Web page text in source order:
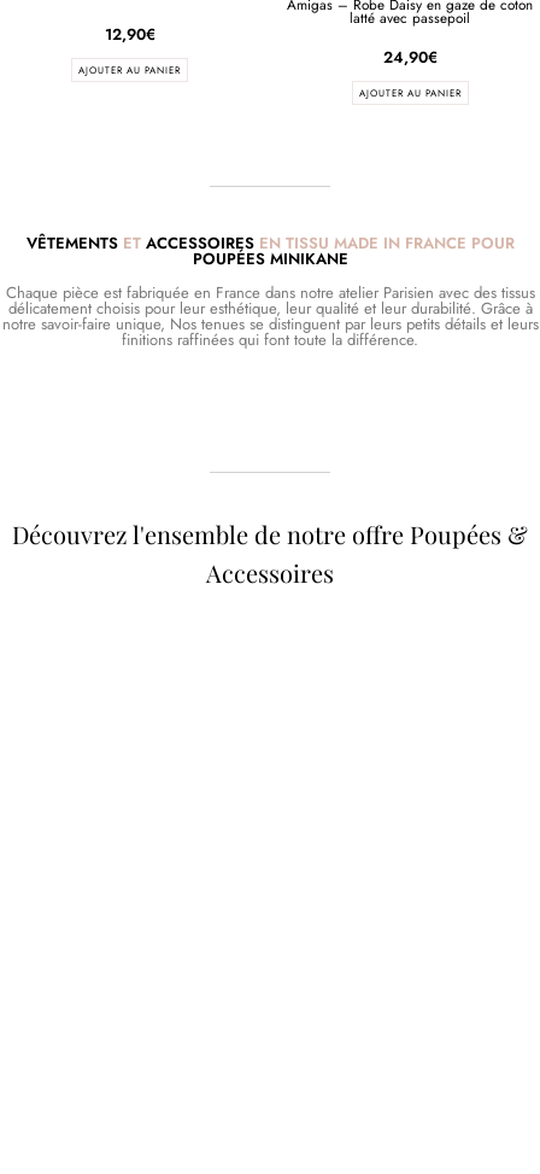
12,90€
AJOUTER AU PANIER
Amigas – Robe Daisy en gaze de coton
latté avec passepoil
24,90€
AJOUTER AU PANIER
VÊTEMENTSET ACCESSOIRESEN TISSU MADE IN FRANCE POUR
POUPÉES MINIKANE
Chaque pièce est fabriquée en France dans notre atelier Parisien avec des tissus
délicatement choisis pour leur esthétique, leur qualité et leur durabilité. Grâce à
notre savoir-faire unique, Nos tenues se distinguent par leurs petits détails et leurs
finitions raffinées qui font toute la différence.
Découvrez l'ensemble de notre offre Poupées &
Accessoires